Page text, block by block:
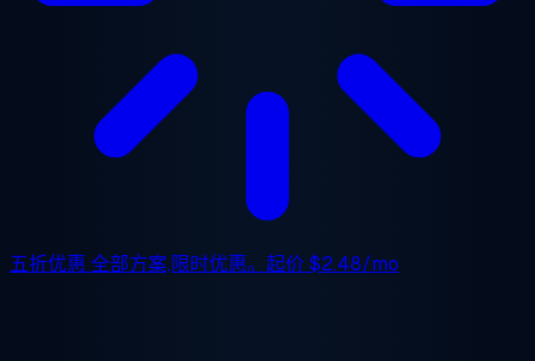
五折优惠 全部方案,限时优惠。起价$2.48/mo